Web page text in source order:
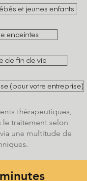
et jeunes enfants
enceintes
de fin de vie
(pour votre entreprise)
thérapeutiques,
le traitement selon
une multitude de
minutes